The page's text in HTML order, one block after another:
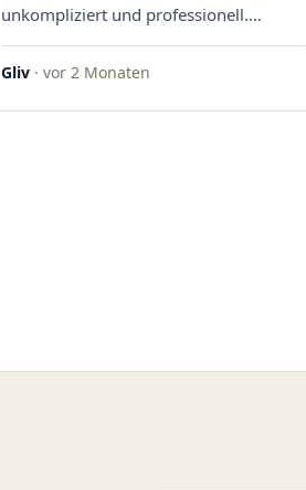
unkompliziert und professionell.
Qualität und Kundenzufriedenheit
überzeugen auf ganzer Linie. Gerne
Gliv · vor 2 Monaten